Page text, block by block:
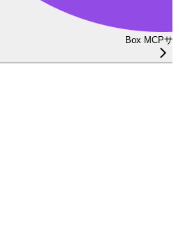
Box MCPサ